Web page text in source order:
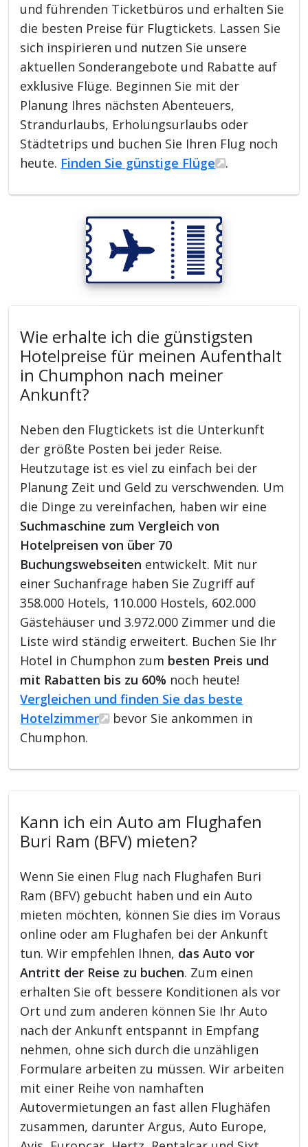
und führenden Ticketbüros und erhalten Sie
die besten Preise für Flugtickets. Lassen Sie
sich inspirieren und nutzen Sie unsere
aktuellen Sonderangebote und Rabatte auf
exklusive Flüge. Beginnen Sie mit der
Planung Ihres nächsten Abenteuers,
Strandurlaubs, Erholungsurlaubs oder
Städtetrips und buchen Sie Ihren Flug noch
heute. Finden Sie günstige Flüge .
Wie erhalte ich die günstigsten
Hotelpreise für meinen Aufenthalt
in Chumphon nach meiner
Ankunft?
Neben den Flugtickets ist die Unterkunft
der größte Posten bei jeder Reise.
Heutzutage ist es viel zu einfach bei der
Planung Zeit und Geld zu verschwenden. Um
die Dinge zu vereinfachen, haben wir eine
Suchmaschine zum Vergleich von
Hotelpreisen von über 70
Buchungswebseiten entwickelt. Mit nur
einer Suchanfrage haben Sie Zugriff auf
358.000 Hotels, 110.000 Hostels, 602.000
Gästehäuser und 3.972.000 Zimmer und die
Liste wird ständig erweitert. Buchen Sie Ihr
Hotel in Chumphon zum besten Preis und
mit Rabatten bis zu 60% noch heute!
Vergleichen und finden Sie das beste
Hotelzimmer
bevor Sie ankommen in
Chumphon.
Kann ich ein Auto am Flughafen
Buri Ram (BFV) mieten?
Wenn Sie einen Flug nach Flughafen Buri
Ram (BFV) gebucht haben und ein Auto
mieten möchten, können Sie dies im Voraus
online oder am Flughafen bei der Ankunft
tun. Wir empfehlen Ihnen, das Auto vor
Antritt der Reise zu buchen. Zum einen
erhalten Sie oft bessere Konditionen als vor
Ort und zum anderen können Sie Ihr Auto
nach der Ankunft entspannt in Empfang
nehmen, ohne sich durch die unzähligen
Formulare arbeiten zu müssen. Wir arbeiten
mit einer Reihe von namhaften
Autovermietungen an fast allen Flughäfen
zusammen, darunter Argus, Auto Europe,